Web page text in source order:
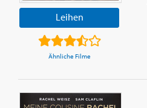
Leihen
Ähnliche Filme